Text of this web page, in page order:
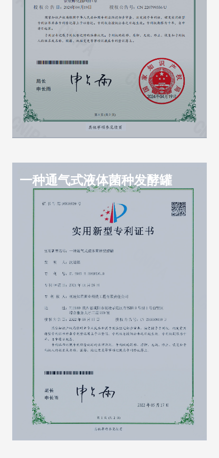
一种通气式液体菌种发酵罐